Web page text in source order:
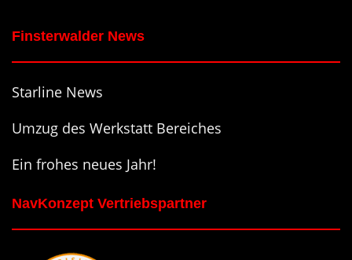
Finsterwalder News
Starline News
Umzug des Werkstatt Bereiches
Ein frohes neues Jahr!
NavKonzept Vertriebspartner